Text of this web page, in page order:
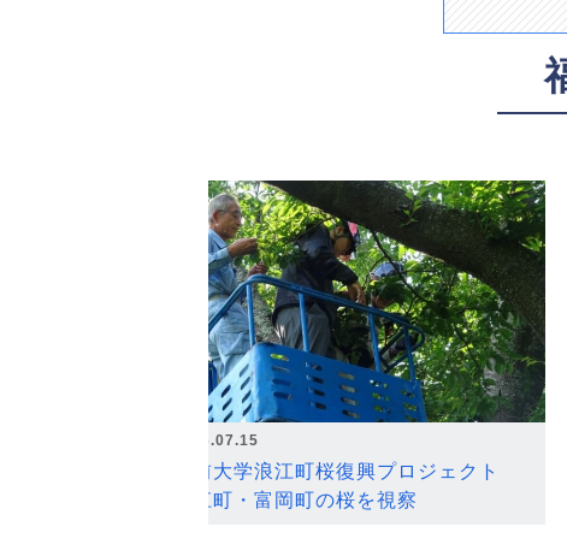
2026.07.15
弘前大学浪江町桜復興プロジェクト
浪江町・富岡町の桜を視察